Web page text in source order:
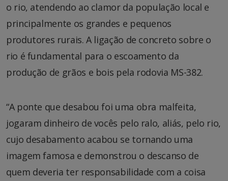
o rio, atendendo ao clamor da população local e
principalmente os grandes e pequenos
produtores rurais. A ligação de concreto sobre o
rio é fundamental para o escoamento da
produção de grãos e bois pela rodovia MS-382.
“A ponte que desabou foi uma obra malfeita,
jogaram dinheiro de vocês pelo ralo, aliás, pelo rio,
cujo desabamento acabou se tornando uma
imagem famosa e demonstrou o descanso de
quem deveria ter responsabilidade com a coisa